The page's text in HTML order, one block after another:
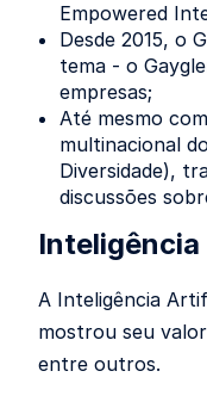
Empowered
Desde 2015, o
tema - o
empresas;
Até mesmo
multinacional
Diversidade),
discussões
A Inteligência
mostrou seu
entre outros.